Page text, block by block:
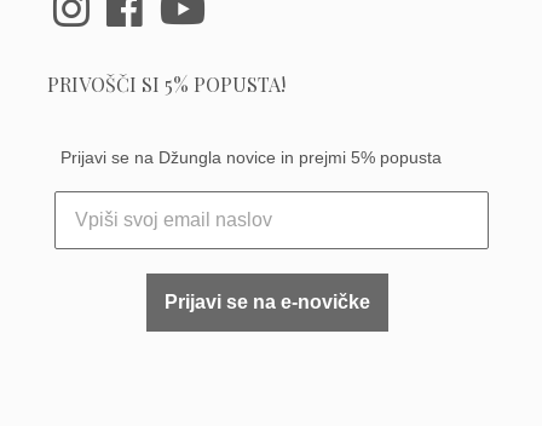
PRIVOŠČI SI 5% POPUSTA!
Prijavi se na Džungla novice in prejmi 5% popusta
Prijavi se na e-novičke